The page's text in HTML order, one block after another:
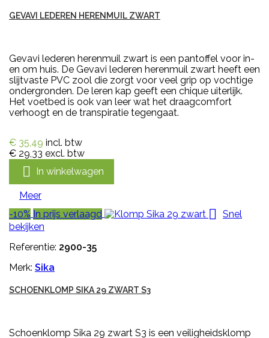
GEVAVI LEDEREN HERENMUIL ZWART
Gevavi lederen herenmuil zwart is een pantoffel voor in-
en om huis. De Gevavi lederen herenmuil zwart heeft een
slijtvaste PVC zool die zorgt voor veel grip op vochtige
ondergronden. De leren kap geeft een chique uiterlijk.
Het voetbed is ook van leer wat het draagcomfort
verhoogt en de transpiratie tegengaat.
€ 35,49 incl. btw
€ 29,33 excl. btw
 In winkelwagen
Meer
-10% In prijs verlaagd 
Snel
bekijken
Referentie: 2900-35
Merk: Sika
SCHOENKLOMP SIKA 29 ZWART S3
Schoenklomp Sika 29 zwart S3 is een veiligheidsklomp